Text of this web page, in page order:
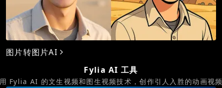
图片转图片AI
Fylia AI 工具
Fylia AI 的文生视频和图生视频技术，创作引人入胜的动画视